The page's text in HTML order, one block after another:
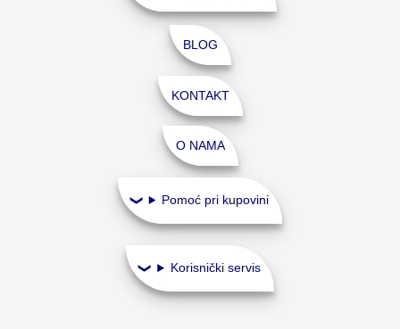
BLOG
KONTAKT
O NAMA
Pomoć pri kupovini
Korisnički servis